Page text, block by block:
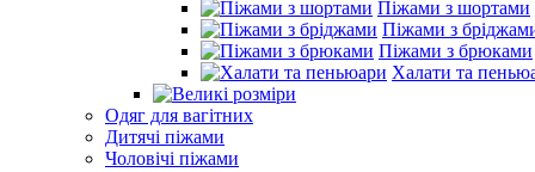
Піжами з шортами
Піжами з
Піжами з брюками
Халати та
Одяг для вагітних
Дитячі піжами
Чоловічі піжами